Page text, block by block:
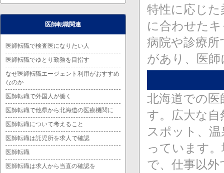
特性に応じ
に合わせた
病院や診療
があり、医
北海道での
す。広大な
スポット、
っています
で、仕事以
医師転職関連
医師転職で検査医になりたい人
医師転職でゆとり勤務を目指す
なぜ医師転職エージェント利用がおすすめ
なのか
医師転職で外国人が働く
医師転職で他県から北海道の医療機関に
医師転職について考えること
医師転職は託児所を求人で確認
医師転職
医師転職は求人から当直の確認を